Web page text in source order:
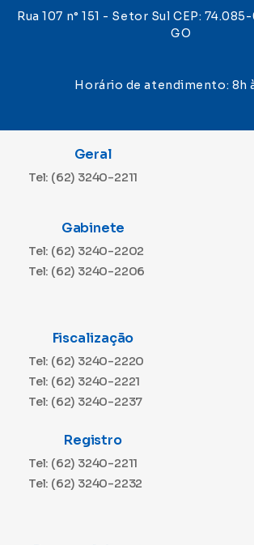
Rua 107 n° 151 - Setor Sul CEP:
GO
Horário de atendimento: 8h
Geral
Tel: (62) 3240-2211
Gabinete
Tel: (62) 3240-2202
Tel: (62) 3240-2206
Fiscalização
Tel: (62) 3240-2220
Tel: (62) 3240-2221
Tel: (62) 3240-2237
Registro
Tel: (62) 3240-2211
Tel: (62) 3240-2232